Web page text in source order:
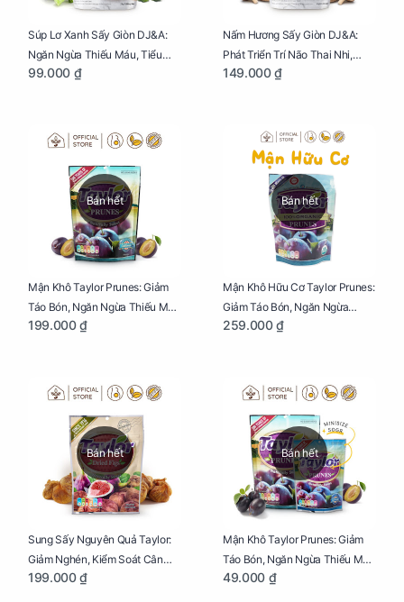
Súp Lơ Xanh Sấy Giòn DJ&A:
Ngăn Ngừa Thiếu Máu, Tiểu
Đường, Dị Tật Thai Nhi Túi 25g
99.000 ₫
Nấm Hương Sấy Giòn DJ&A:
Phát Triển Trí Não Thai Nhi,
Giảm Mệt Mỏi Cho Mẹ Bầu Túi
149.000 ₫
Bán hết
Mận Khô Taylor Prunes: Giảm
Táo Bón, Ngăn Ngừa Thiếu Máu
Cho Mẹ Bầu Túi 250g
199.000 ₫
Bán hết
Mận Khô Hữu Cơ Taylor Prunes:
Giảm Táo Bón, Ngăn Ngừa
Thiếu Máu Cho Mẹ Bầu Túi
259.000 ₫
Bán hết
Sung Sấy Nguyên Quả Taylor:
Giảm Nghén, Kiểm Soát Cân
Nặng Cho Mẹ Bầu Túi 190g
199.000 ₫
Bán hết
Mận Khô Taylor Prunes: Giảm
Táo Bón, Ngăn Ngừa Thiếu Máu
Cho Mẹ Bầu Túi 50g
49.000 ₫